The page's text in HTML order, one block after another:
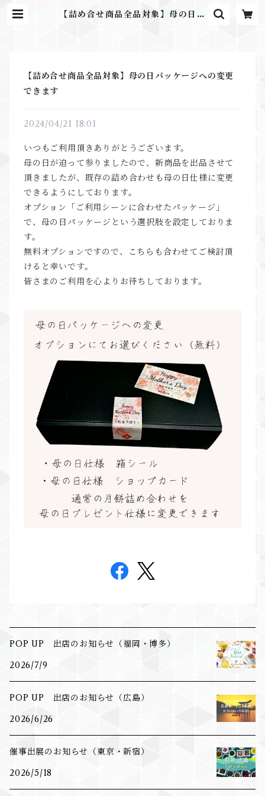
【詰め合せ商品全品対象】母の日パ
【詰め合せ商品全品対象】母の日パッケージへの変更
できます
2024/04/21 18:01
いつもご利用頂きありがとうございます。
母の日が迫って参りましたので、新商品を出品させて
頂きましたが、既存の詰め合わせも母の日仕様に変更
できるようにしております。
オプション「ご利用シーンに合わせたパッケージ」
で、母の日パッケージという選択肢を設定しておりま
す。
無料オプションですので、こちらも合わせてご検討頂
けると幸いです。
皆さまのご利用を心よりお待ちしております。
POP UP 出店のお知らせ（福岡・博多）
2026/7/9
POP UP 出店のお知らせ（広島）
2026/6/26
催事出展のお知らせ（東京・新宿）
2026/5/18